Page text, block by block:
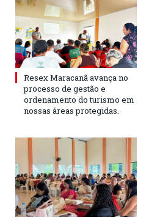
Resex Maracanã avança no
processo de gestão e
ordenamento do turismo em
nossas áreas protegidas.